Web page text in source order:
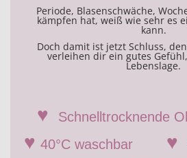
Periode, Blasenschwäche,
kämpfen hat, weiß wie sehr es
kann.
Doch damit ist jetzt Schluss,
verleihen dir ein gutes
Lebenslage.
♥ Schnelltrocknende
♥ 40°C waschbar ♥